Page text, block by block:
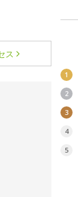
ス
1
2
3
4
5